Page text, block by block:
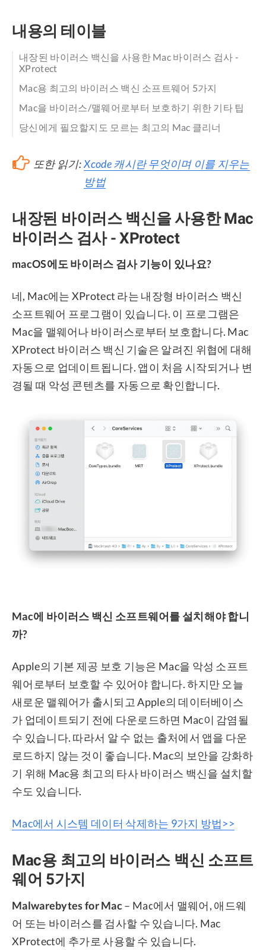
내용의 테이블
내장된 바이러스 백신을 사용한 Mac 바이러스 검사 -
XProtect
Mac용 최고의 바이러스 백신 소프트웨어 5가지
Mac을 바이러스/맬웨어로부터 보호하기 위한 기타 팁
당신에게 필요할지도 모르는 최고의 Mac 클리너
또한 읽기: Xcode 캐시란 무엇이며 이를 지우는
방법
내장된 바이러스 백신을 사용한 Mac
바이러스 검사 - XProtect
macOS에도 바이러스 검사 기능이 있나요?
네, Mac에는 XProtect 라는 내장형 바이러스 백신
소프트웨어 프로그램이 있습니다. 이 프로그램은
Mac을 맬웨어나 바이러스로부터 보호합니다. Mac
XProtect 바이러스 백신 기술은 알려진 위협에 대해
자동으로 업데이트됩니다. 앱이 처음 시작되거나 변
경될 때 악성 콘텐츠를 자동으로 확인합니다.
Mac에 바이러스 백신 소프트웨어를 설치해야 합니
까?
Apple의 기본 제공 보호 기능은 Mac을 악성 소프트
웨어로부터 보호할 수 있어야 합니다. 하지만 오늘
새로운 맬웨어가 출시되고 Apple의 데이터베이스
가 업데이트되기 전에 다운로드하면 Mac이 감염될
수 있습니다. 따라서 알 수 없는 출처에서 앱을 다운
로드하지 않는 것이 좋습니다. Mac의 보안을 강화하
기 위해 Mac용 최고의 타사 바이러스 백신을 설치할
수도 있습니다.
Mac에서 시스템 데이터 삭제하는 9가지 방법>>
Mac용 최고의 바이러스 백신 소프트
웨어 5가지
Malwarebytes for Mac– Mac에서 맬웨어, 애드웨
어 또는 바이러스를 검사할 수 있습니다. Mac
XProtect에 추가로 사용할 수 있습니다.